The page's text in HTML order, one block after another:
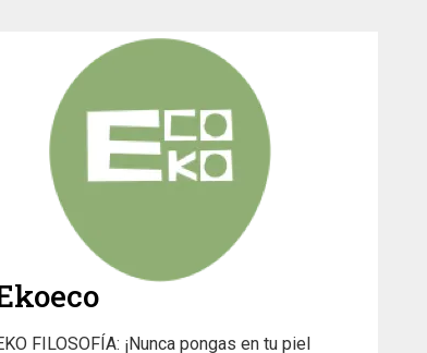
FILOSOFÍA: ¡Nunca pongas en tu piel